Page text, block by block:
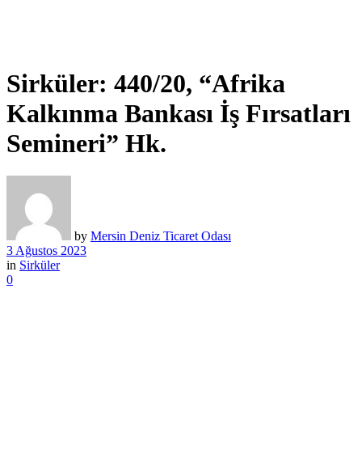
Sirküler: 440/20, “Afrika
Kalkınma Bankası İş Fırsatları
Semineri” Hk.
by Mersin Deniz Ticaret Odası
3 Ağustos 2023
in Sirküler
0